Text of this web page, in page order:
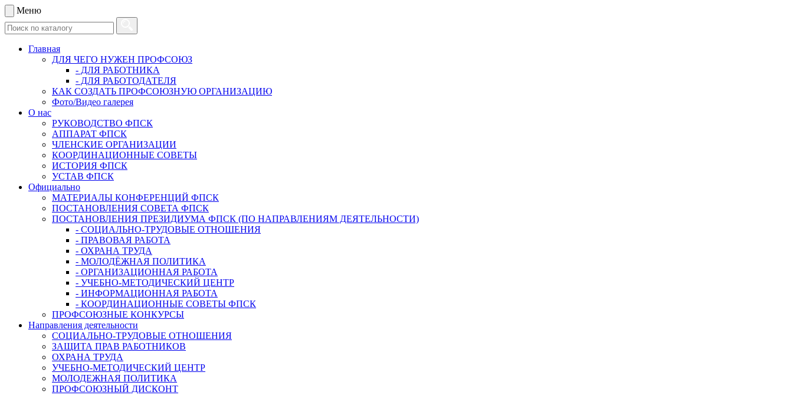
Меню
Главная
ДЛЯ ЧЕГО НУЖЕН ПРОФСОЮЗ
- ДЛЯ РАБОТНИКА
- ДЛЯ РАБОТОДАТЕЛЯ
КАК СОЗДАТЬ ПРОФСОЮЗНУЮ ОРГАНИЗАЦИЮ
Фото/Видео галерея
О нас
РУКОВОДСТВО ФПСК
АППАРАТ ФПСК
ЧЛЕНСКИЕ ОРГАНИЗАЦИИ
КООРДИНАЦИОННЫЕ СОВЕТЫ
ИСТОРИЯ ФПСК
УСТАВ ФПСК
Официально
МАТЕРИАЛЫ КОНФЕРЕНЦИЙ ФПСК
ПОСТАНОВЛЕНИЯ СОВЕТА ФПСК
ПОСТАНОВЛЕНИЯ ПРЕЗИДИУМА ФПСК (ПО НАПРАВЛЕНИЯМ ДЕЯТЕЛЬНОСТИ)
- СОЦИАЛЬНО-ТРУДОВЫЕ ОТНОШЕНИЯ
- ПРАВОВАЯ РАБОТА
- ОХРАНА ТРУДА
- МОЛОДЁЖНАЯ ПОЛИТИКА
- ОРГАНИЗАЦИОННАЯ РАБОТА
- УЧЕБНО-МЕТОДИЧЕСКИЙ ЦЕНТР
- ИНФОРМАЦИОННАЯ РАБОТА
- КООРДИНАЦИОННЫЕ СОВЕТЫ ФПСК
ПРОФСОЮЗНЫЕ КОНКУРСЫ
Направления деятельности
СОЦИАЛЬНО-ТРУДОВЫЕ ОТНОШЕНИЯ
ЗАЩИТА ПРАВ РАБОТНИКОВ
ОХРАНА ТРУДА
УЧЕБНО-МЕТОДИЧЕСКИЙ ЦЕНТР
МОЛОДЕЖНАЯ ПОЛИТИКА
ПРОФСОЮЗНЫЙ ДИСКОНТ